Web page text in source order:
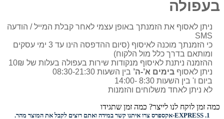
בעפולה
ניתן לאסוף את הזמנתך באופן עצמי לאחר קבלת המייל / הודעה
SMS
כי הזמנתך מוכנה לאיסוף (סיום ההדפסה הינו עד 3 ימי עסקים
ומותאם בדרך כלל מול הלקוח)
ההזמנה ניתנת לאיסוף מנקודות שירות בעפולה בעלות של 10₪
ניתן לאסוף בימים א’-ה’ בין השעות 08:30-21:30
ביום ו' בין השעות 8:30 -14:00
לא ניתן לאחד משלוחים והזמנות
כמה זמן לוקח לנו לייצר? כמה זמן שתגידו
1.
EXPRESS- אקספרס צרו איתנו קשר במידה ואתם רוצים לקבל את המוצר מהר.